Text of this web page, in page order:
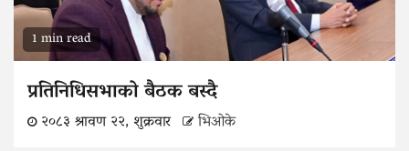
1 min read
प्रतिनिधिसभाको बैठक बस्दै
२०८३ श्रावण २२, शुक्रवार भिओके